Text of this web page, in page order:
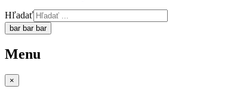
Hľadať
bar bar bar
Menu
×